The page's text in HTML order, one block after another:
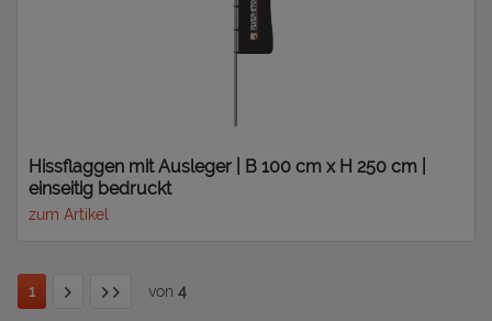
Hissflaggen mit Ausleger | B 100 cm x H 250 cm |
einseitig bedruckt
zum Artikel
1 von 4